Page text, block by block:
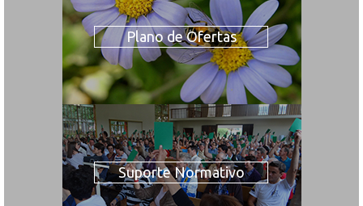
Plano de Ofertas
Suporte Normativo